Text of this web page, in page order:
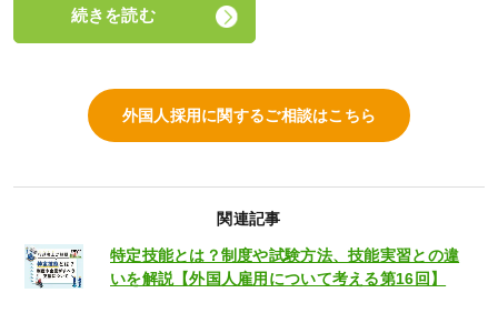
続きを読む
外国人採用に関するご相談はこちら
関連記事
特定技能とは？制度や試験方法、技能実習との違
いを解説【外国人雇用について考える第16回】